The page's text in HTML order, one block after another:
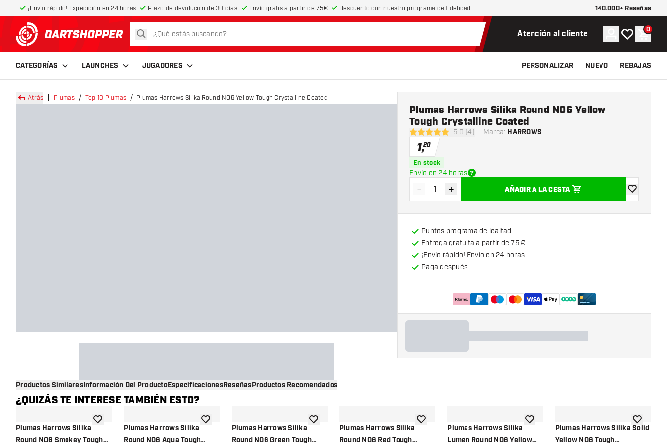
¡Envío rápido! Expedición en 24 horas Plazo de devolución de 30 días Envío gratis a partir de 75€ Descuento con nuestro programa de fidelidad 140.000+ Reseñas
volver a la página de inicio
buscar Atención al cliente Cuenta
Mi lista de
0
CATEGORÍAS LAUNCHES JUGADORES PERSONALIZAR NUEVO REBAJAS
Atrás Plumas Top 10 Plumas Plumas Harrows Silika Round NO6 Yellow Tough Crystalline Coated
5 estrellas de puntuación
5.0 (4) Marca: HARROWS
Plumas Harrows Silika Round NO6 Yellow
Tough Crystalline Coated
1,20
En stock
Envío en 24 horas
Disminuir cantidad
- Aumentar cantidad
+ AÑADIR A LA CESTA
añadir a la
Puntos programa de lealtad
Entrega gratuita a partir de 75 €
¡Envío rápido! Envío en 24 horas
Paga después
Productos SimilaresInformación Del ProductoEspecificacionesReseñasProductos Recomendados
¿QUIZÁS TE INTERESE TAMBIÉN ESTO?
Plumas Harrows Silika
Round NO6 Smokey Tough
añadir a la lista de deseos
Plumas Harrows Silika
Round NO6 Aqua Tough
añadir a la lista de deseos
Plumas Harrows Silika
Round NO6 Green Tough
añadir a la lista de deseos
Plumas Harrows Silika
Round NO6 Red Tough
añadir a la lista de deseos
Plumas Harrows Silika
Lumen Round NO6 Yellow
añadir a la lista de deseos
Plumas Harrows Silika Solid
Yellow NO6 Tough
añadir a